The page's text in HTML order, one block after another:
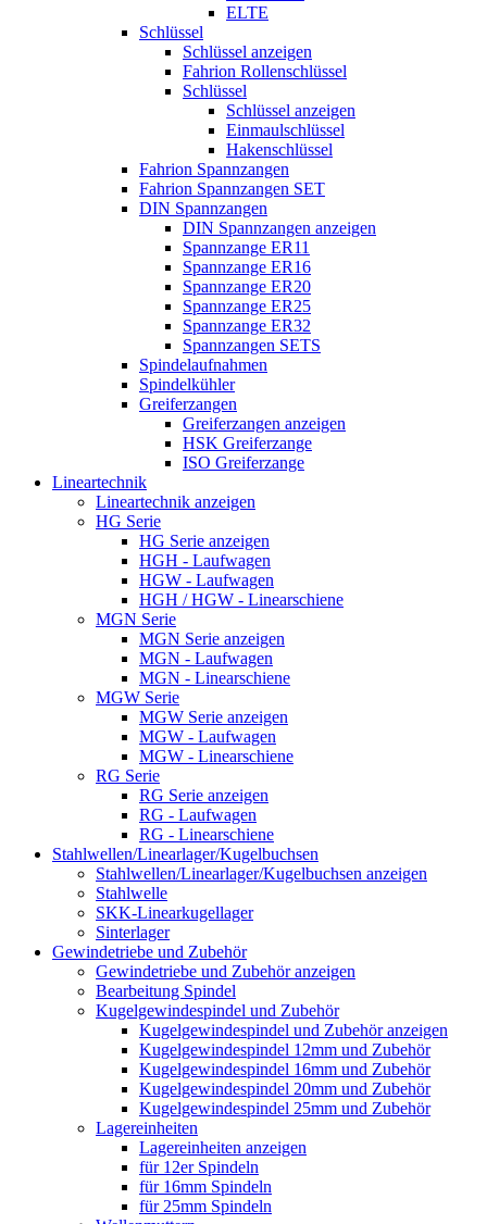
ELTE
Schlüssel
Schlüssel anzeigen
Fahrion Rollenschlüssel
Schlüssel
Schlüssel anzeigen
Einmaulschlüssel
Hakenschlüssel
Fahrion Spannzangen
Fahrion Spannzangen SET
DIN Spannzangen
DIN Spannzangen anzeigen
Spannzange ER11
Spannzange ER16
Spannzange ER20
Spannzange ER25
Spannzange ER32
Spannzangen SETS
Spindelaufnahmen
Spindelkühler
Greiferzangen
Greiferzangen anzeigen
HSK Greiferzange
ISO Greiferzange
Lineartechnik
Lineartechnik anzeigen
HG Serie
HG Serie anzeigen
HGH - Laufwagen
HGW - Laufwagen
HGH / HGW - Linearschiene
MGN Serie
MGN Serie anzeigen
MGN - Laufwagen
MGN - Linearschiene
MGW Serie
MGW Serie anzeigen
MGW - Laufwagen
MGW - Linearschiene
RG Serie
RG Serie anzeigen
RG - Laufwagen
RG - Linearschiene
Stahlwellen/Linearlager/Kugelbuchsen
Stahlwellen/Linearlager/Kugelbuchsen anzeigen
Stahlwelle
SKK-Linearkugellager
Sinterlager
Gewindetriebe und Zubehör
Gewindetriebe und Zubehör anzeigen
Bearbeitung Spindel
Kugelgewindespindel und Zubehör
Kugelgewindespindel und Zubehör anzeigen
Kugelgewindespindel 12mm und Zubehör
Kugelgewindespindel 16mm und Zubehör
Kugelgewindespindel 20mm und Zubehör
Kugelgewindespindel 25mm und Zubehör
Lagereinheiten
Lagereinheiten anzeigen
für 12er Spindeln
für 16mm Spindeln
für 25mm Spindeln